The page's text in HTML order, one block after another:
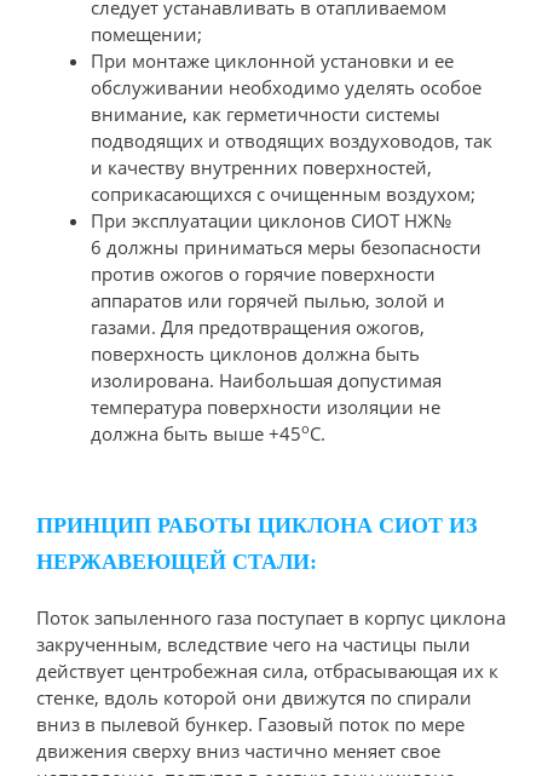
следует устанавливать в отапливаемом
помещении;
При монтаже циклонной установки и ее
обслуживании необходимо уделять особое
внимание, как герметичности системы
подводящих и отводящих воздуховодов, так
и качеству внутренних поверхностей,
соприкасающихся с очищенным воздухом;
При эксплуатации циклонов СИОТ НЖ№
6 должны приниматься меры безопасности
против ожогов о горячие поверхности
аппаратов или горячей пылью, золой и
газами. Для предотвращения ожогов,
поверхность циклонов должна быть
изолирована. Наибольшая допустимая
температура поверхности изоляции не
должна быть выше +45оС.
ПРИНЦИП РАБОТЫ ЦИКЛОНА СИОТ ИЗ
НЕРЖАВЕЮЩЕЙ СТАЛИ:
Поток запыленного газа поступает в корпус циклона
закрученным, вследствие чего на частицы пыли
действует центробежная сила, отбрасывающая их к
стенке, вдоль которой они движутся по спирали
вниз в пылевой бункер. Газовый поток по мере
движения сверху вниз частично меняет свое